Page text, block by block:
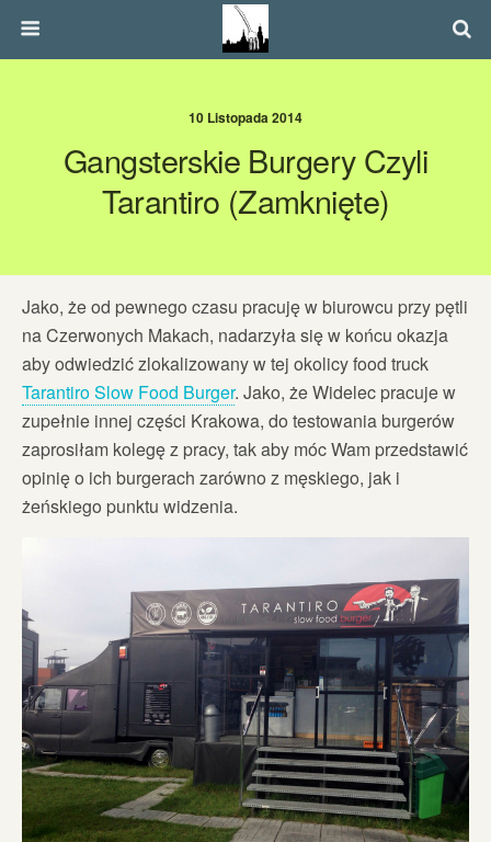
10 Listopada 2014
Gangsterskie Burgery Czyli
Tarantiro (zamknięte)
Jako, że od pewnego czasu pracuję w biurowcu przy pętli
na Czerwonych Makach, nadarzyła się w końcu okazja
aby odwiedzić zlokalizowany w tej okolicy food truck
Tarantiro Slow Food Burger. Jako, że Widelec pracuje w
zupełnie innej części Krakowa, do testowania burgerów
zaprosiłam kolegę z pracy, tak aby móc Wam przedstawić
opinię o ich burgerach zarówno z męskiego, jak i
żeńskiego punktu widzenia.